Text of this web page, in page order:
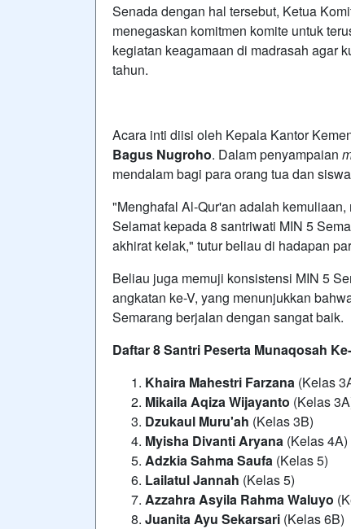
Senada dengan hal tersebut, Ketua
menegaskan komitmen komite untuk
kegiatan keagamaan di madrasah agar
tahun.
Acara inti diisi oleh Kepala Kantor
Bagus Nugroho. Dalam penyampaian
mendalam bagi para orang tua dan
"Menghafal Al-Qur'an adalah
Selamat kepada 8 santriwati MIN 5
akhirat kelak," tutur beliau di hadapan
Beliau juga memuji konsistensi MIN 5
angkatan ke-V, yang menunjukkan
Semarang berjalan dengan sangat baik.
Daftar 8 Santri Peserta Munaqosah
Khaira Mahestri Farzana (Kelas
Mikaila Aqiza Wijayanto (Kelas
Dzukaul Muru'ah (Kelas 3B)
Myisha Divanti Aryana (Kelas 4A)
Adzkia Sahma Saufa (Kelas 5)
Lailatul Jannah (Kelas 5)
Azzahra Asyila Rahma Waluyo
Juanita Ayu Sekarsari (Kelas 6B)